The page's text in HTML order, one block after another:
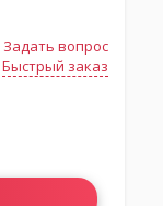
Задать вопрос
Быстрый заказ